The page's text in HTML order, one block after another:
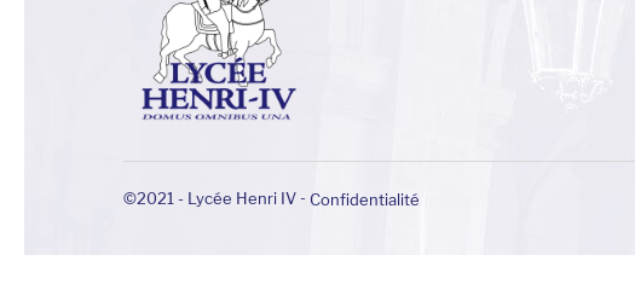
©2021 - Lycée Henri IV- Confidentialité